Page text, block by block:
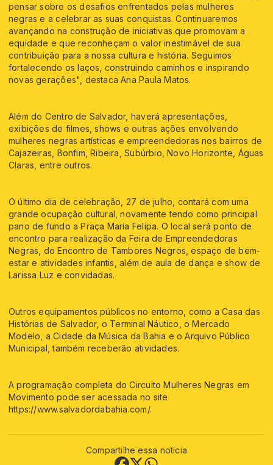
pensar sobre os desafios enfrentados pelas mulheres
negras e a celebrar as suas conquistas. Continuaremos
avançando na construção de iniciativas que promovam a
equidade e que reconheçam o valor inestimável de sua
contribuição para a nossa cultura e história. Seguimos
fortalecendo os laços, construindo caminhos e inspirando
novas gerações", destaca Ana Paula Matos.
Além do Centro de Salvador, haverá apresentações,
exibições de filmes, shows e outras ações envolvendo
mulheres negras artísticas e empreendedoras nos bairros de
Cajazeiras, Bonfim, Ribeira, Subúrbio, Novo Horizonte, Águas
Claras, entre outros.
O último dia de celebração, 27 de julho, contará com uma
grande ocupação cultural, novamente tendo como principal
pano de fundo a Praça Maria Felipa. O local será ponto de
encontro para realização da Feira de Empreendedoras
Negras, do Encontro de Tambores Negros, espaço de bem-
estar e atividades infantis, além de aula de dança e show de
Larissa Luz e convidadas.
Outros equipamentos públicos no entorno, como a Casa das
Histórias de Salvador, o Terminal Náutico, o Mercado
Modelo, a Cidade da Música da Bahia e o Arquivo Público
Municipal, também receberão atividades.
A programação completa do Circuito Mulheres Negras em
Movimento pode ser acessada no site
https://www.salvadordabahia.com/.
Compartilhe essa notícia